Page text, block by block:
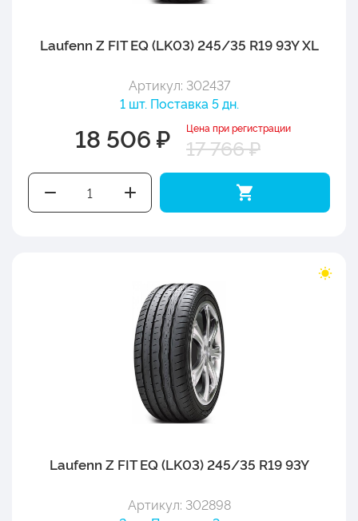
Laufenn Z FIT EQ (LK03) 245/35 R19 93Y XL
Артикул: 302437
1 шт. Поставка 5 дн.
18 506 ₽ Цена при регистрации
17 766 ₽
Laufenn Z FIT EQ (LK03) 245/35 R19 93Y
Артикул: 302898